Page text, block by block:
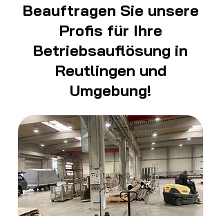
Beauftragen Sie unsere
Profis für Ihre
Betriebsauflösung in
Reutlingen und
Umgebung!